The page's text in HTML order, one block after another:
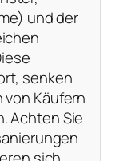
und der
senken
Käufern
Achten Sie